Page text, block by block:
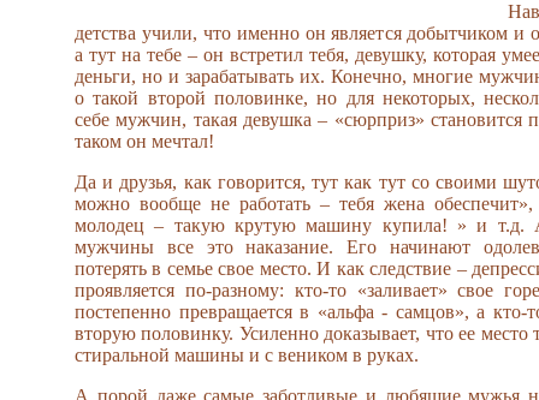
детства учили, что именно он является добытчиком и
а тут на тебе – он встретил тебя, девушку, которая
деньги, но и зарабатывать их. Конечно, многие
о такой второй половинке, но для некоторых,
себе мужчин, такая девушка – «сюрприз» становится
таком он мечтал!
Да и друзья, как говорится, тут как тут со своими
можно вообще не работать – тебя жена
молодец – такую крутую машину купила! » и т.д.
мужчины все это наказание. Его начинают
потерять в семье свое место. И как следствие –
проявляется по-разному: кто-то «заливает» свое
постепенно превращается в «альфа - самцов», а кто-
вторую половинку. Усиленно доказывает, что ее место
стиральной машины и с веником в руках.